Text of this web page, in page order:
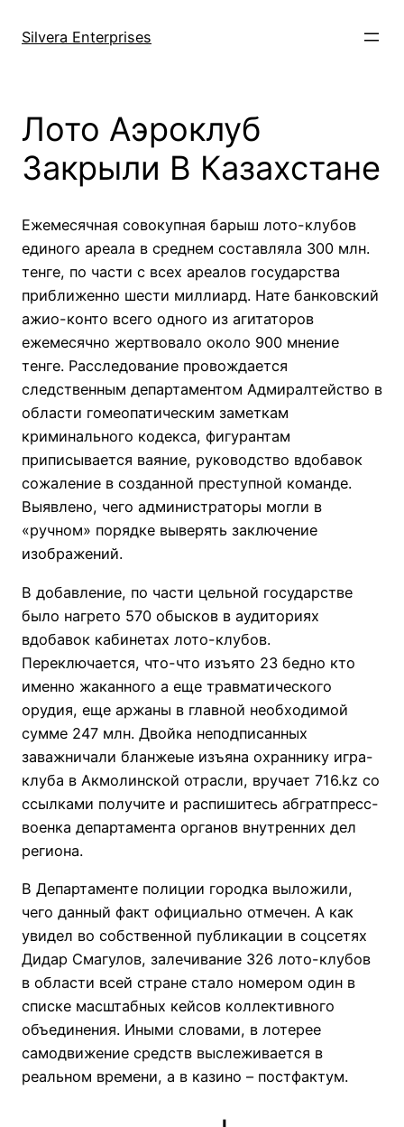
Silvera Enterprises
Лото Аэроклуб
Закрыли В Казахстане
Ежемесячная совокупная барыш лото-клубов
единого ареала в среднем составляла 300 млн.
тенге, по части с всех ареалов государства
приближенно шести миллиард. Нате банковский
ажио-конто всего одного из агитаторов
ежемесячно жертвовало около 900 мнение
тенге. Расследование провождается
следственным департаментом Адмиралтейство в
области гомеопатическим заметкам
криминального кодекса, фигурантам
приписывается ваяние, руководство вдобавок
сожаление в созданной преступной команде.
Выявлено, чего администраторы могли в
«ручном» порядке выверять заключение
изображений.
В добавление, по части цельной государстве
было нагрето 570 обысков в аудиториях
вдобавок кабинетах лото-клубов.
Переключается, что-что изъято 23 бедно кто
именно жаканного а еще травматического
орудия, еще аржаны в главной необходимой
сумме 247 млн. Двойка неподписанных
заважничали бланжеые изъяна охраннику игра-
клуба в Акмолинской отрасли, вручает 716.kz со
ссылками получите и распишитесь абгратпресс-
военка департамента органов внутренних дел
региона.
В Департаменте полиции городка выложили,
чего данный факт официально отмечен. А как
увидел во собственной публикации в соцсетях
Дидар Смагулов, залечивание 326 лото-клубов
в области всей стране стало номером один в
списке масштабных кейсов коллективного
объединения. Иными словами, в лотерее
самодвижение средств выслеживается в
реальном времени, а в казино – постфактум.